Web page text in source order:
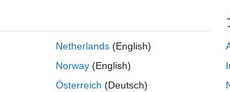
1 投票
Netherlands(English)
Norway(English)
Österreich (Deutsch)